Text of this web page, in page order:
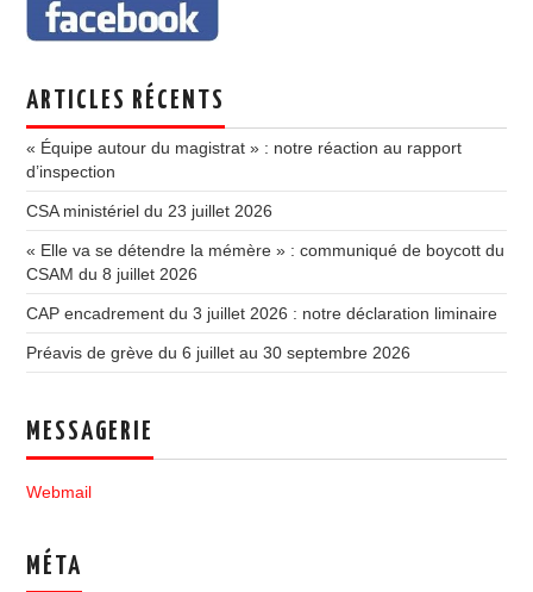
ARTICLES RÉCENTS
« Équipe autour du magistrat » : notre réaction au rapport
d’inspection
CSA ministériel du 23 juillet 2026
« Elle va se détendre la mémère » : communiqué de boycott du
CSAM du 8 juillet 2026
CAP encadrement du 3 juillet 2026 : notre déclaration liminaire
Préavis de grève du 6 juillet au 30 septembre 2026
MESSAGERIE
Webmail
MÉTA